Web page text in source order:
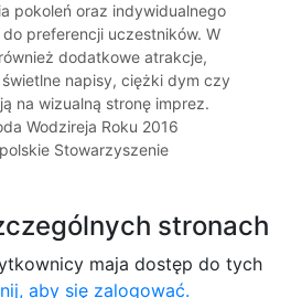
pokoleń oraz indywidualnego
preferencji uczestników. W
dodatkowe atrakcje,
napisy, ciężki dym czy
na wizualną stronę imprez.
Wodzireja Roku 2016
Stowarzyszenie
stronach
maja dostęp do tych
aby się zalogować.